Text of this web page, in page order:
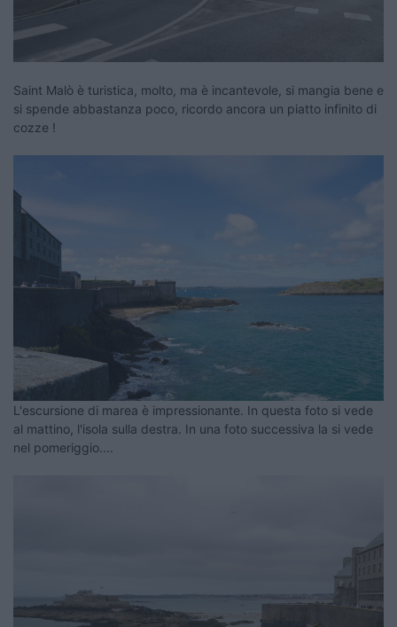
Saint Malò è turistica, molto, ma è incantevole, si mangia bene e
si spende abbastanza poco, ricordo ancora un piatto infinito di
cozze !
L'escursione di marea è impressionante. In questa foto si vede
al mattino, l'isola sulla destra. In una foto successiva la si vede
nel pomeriggio....